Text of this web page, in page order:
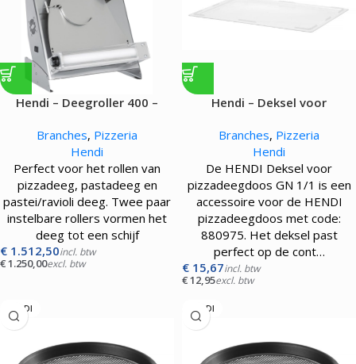
Hendi – Deegroller 400 –
Branches, Pizzeria
Hendi
Perfect voor het rollen van
pizzadeeg, pastadeeg en
pastei/ravioli deeg. Twee paar
instelbare rollers vormen het
deeg tot een schijf
€ 1.512,50incl. btw
€1.250,00excl. btw
Hendi – Deksel voor
Branches, Pizzeria
Hendi
De HENDI Deksel voor
pizzadeegdoos GN 1/1 is een
accessoire voor de HENDI
pizzadeegdoos met code:
880975. Het deksel past
perfect op de cont…
€ 15,67incl. btw
€12,95excl. btw
HENDI HENDI